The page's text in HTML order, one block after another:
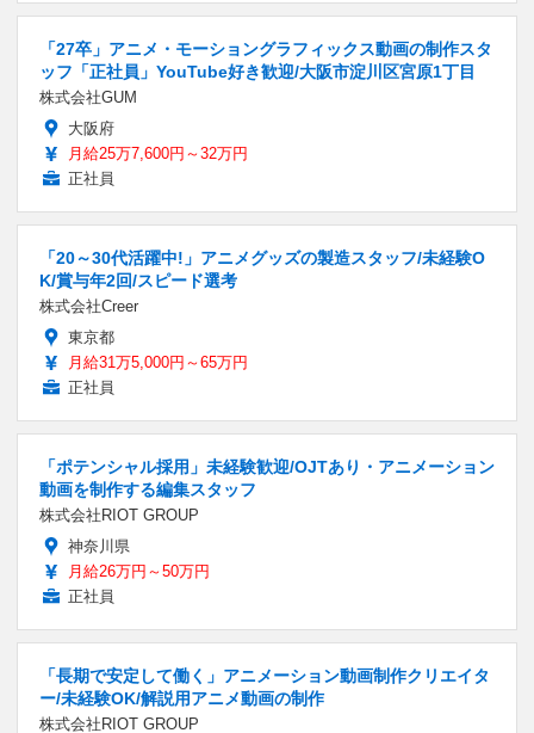
「27卒」アニメ・モーショングラフィックス動画の制作スタ
ッフ「正社員」YouTube好き歓迎/大阪市淀川区宮原1丁目
株式会社GUM
大阪府
月給25万7,600円～32万円
正社員
「20～30代活躍中!」アニメグッズの製造スタッフ/未経験O
K/賞与年2回/スピード選考
株式会社Creer
東京都
月給31万5,000円～65万円
正社員
「ポテンシャル採用」未経験歓迎/OJTあり・アニメーション
動画を制作する編集スタッフ
株式会社RIOT GROUP
神奈川県
月給26万円～50万円
正社員
「長期で安定して働く」アニメーション動画制作クリエイタ
ー/未経験OK/解説用アニメ動画の制作
株式会社RIOT GROUP